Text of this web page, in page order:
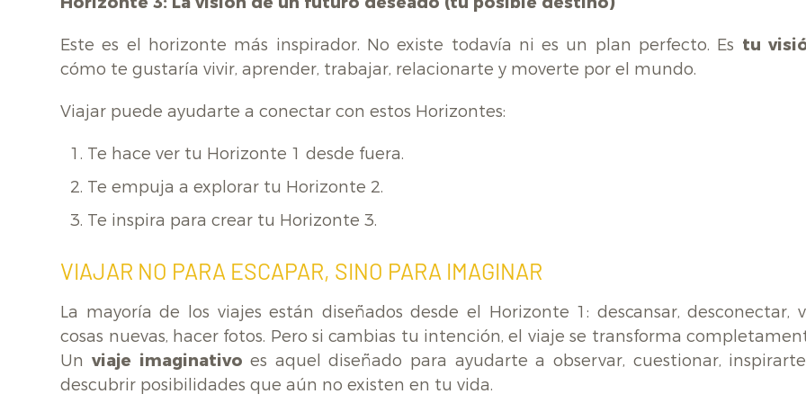
Este es el horizonte más inspirador. No existe todavía ni es un plan perfecto. Es tu
cómo te gustaría vivir, aprender, trabajar, relacionarte y moverte por el mundo.
Viajar puede ayudarte a conectar con estos Horizontes:
Te hace ver tu Horizonte 1 desde fuera.
Te empuja a explorar tu Horizonte 2.
Te inspira para crear tu Horizonte 3.
VIAJAR NO PARA ESCAPAR, SINO PARA IMAGINAR
La mayoría de los viajes están diseñados desde el Horizonte 1: descansar, desconectar,
cosas nuevas, hacer fotos. Pero si cambias tu intención, el viaje se transforma
Un viaje imaginativo es aquel diseñado para ayudarte a observar, cuestionar,
descubrir posibilidades que aún no existen en tu vida.